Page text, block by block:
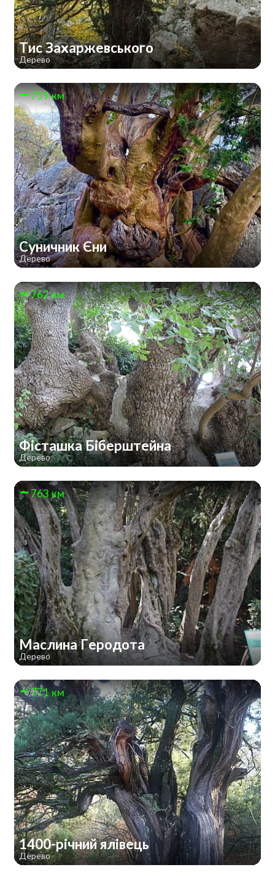
Тис Захаржевського
Дерево
759 км
Суничник Єни
Дерево
762 км
Фісташка Біберштейна
Дерево
763 км
Маслина Геродота
Дерево
771 км
1400-річний ялівець
Дерево